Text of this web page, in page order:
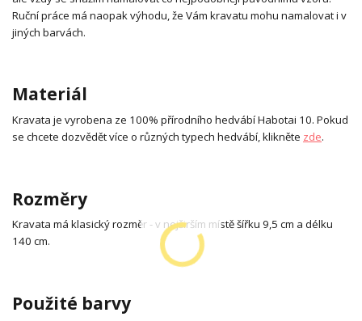
Ruční práce má naopak výhodu, že Vám kravatu mohu namalovat i v
jiných barvách.
Materiál
Kravata je vyrobena ze 100% přírodního hedvábí Habotai 10. Pokud
se chcete dozvědět více o různých typech hedvábí, klikněte zde.
Rozměry
Kravata má klasický rozměr - v nejširším místě šířku 9,5 cm a délku
140 cm.
Použité barvy